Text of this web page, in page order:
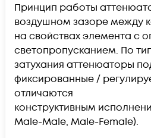
Принцип работы
воздушном зазоре между
на свойствах элемента с
светопропусканием. По
затухания аттенюаторы
фиксированные /
отличаются
конструктивным
Male-Male, Male-Female).